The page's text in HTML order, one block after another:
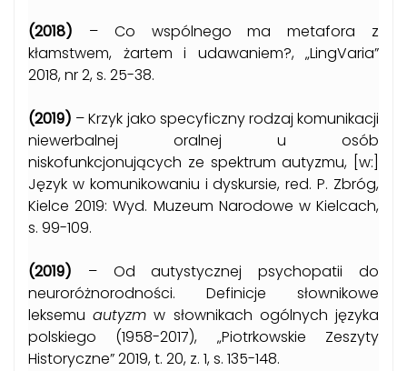
(2018) – Co wspólnego ma metafora z
kłamstwem, żartem i udawaniem?, „LingVaria”
2018, nr 2, s. 25-38.
(2019) – Krzyk jako specyficzny rodzaj komunikacji
niewerbalnej oralnej u osób
niskofunkcjonujących ze spektrum autyzmu, [w:]
Język w komunikowaniu i dyskursie, red. P. Zbróg,
Kielce 2019: Wyd. Muzeum Narodowe w Kielcach,
s. 99-109.
(2019) – Od autystycznej psychopatii do
neuroróżnorodności. Definicje słownikowe
leksemuautyzm w słownikach ogólnych języka
polskiego (1958-2017), „Piotrkowskie Zeszyty
Historyczne” 2019, t. 20, z. 1, s. 135-148.